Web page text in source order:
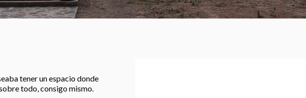
tener un espacio donde
todo, consigo mismo.